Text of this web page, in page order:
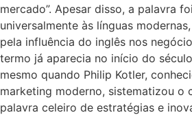
mercado”. Apesar disso, a palavra
universalmente às línguas
pela influência do inglês nos
termo já aparecia no início do
mesmo quando Philip Kotler,
marketing moderno, sistematizou o
palavra celeiro de estratégias e